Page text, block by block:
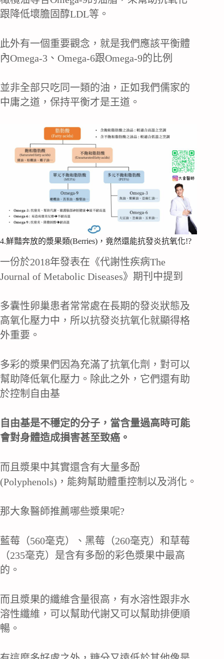
跟降低壞膽固醇LDL等。
此外有一個重要觀念，就是我們應該平衡體
內Omega-3、Omega-6跟Omega-9的比例
並非全部只吃同一類的油，正如我們儒家的
中庸之道，保持平衡才是王道。
4.鮮豔奔放的漿果類(Berries)，竟然還能抗發炎抗氧化!?
一份於2018年發表在《代謝性疾病The
Journal of Metabolic Diseases》期刊中提到
多囊性卵巢患者常常處在長期的發炎狀態及
高氧化壓力中，所以抗發炎抗氧化就顯得格
外重要。
多彩的漿果們因為充滿了抗氧化劑，對可以
幫助降低氧化壓力。除此之外，它們還有助
於控制自由基
自由基是不穩定的分子，當含量過高時可能
會對身體造成損害甚至致癌。
而且漿果中其實還含有大量多酚
(Polyphenols)，能夠幫助體重控制以及消化。
那大象醫師推薦哪些漿果呢?
藍莓（560毫克）、黑莓（260毫克）和草莓
（235毫克）是含有多酚的彩色漿果中最高
的。
而且漿果的纖維含量很高，有水溶性跟非水
溶性纖維，可以幫助代謝又可以幫助排便順
暢。